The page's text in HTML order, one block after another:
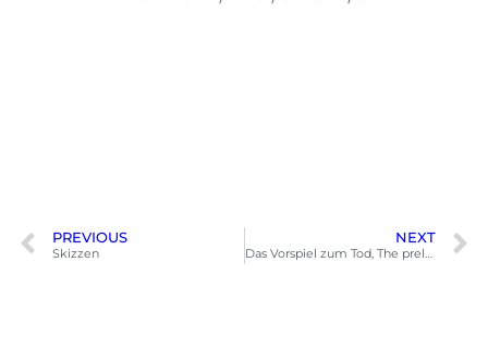
PREVIOUS
Skizzen
NEXT
Das Vorspiel zum Tod, The prelude to death